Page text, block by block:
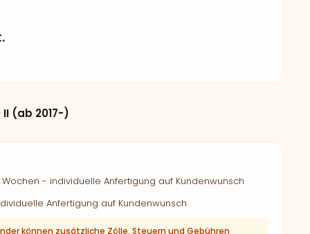
II (ab 2017-)
- individuelle Anfertigung auf Kundenwunsch
Anfertigung auf Kundenwunsch
können zusätzliche Zölle, Steuern und Gebühren